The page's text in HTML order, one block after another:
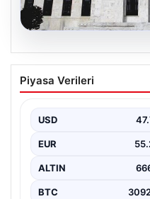
06.08.2026
Fed faizi sabit
{ "title": "ABD Merkez
Piyasa Verileri
USD
EUR
ALTIN
BTC